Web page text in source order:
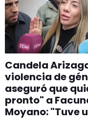
Candela
violencia de
aseguró que
pronto" a
Moyano: "Tuve